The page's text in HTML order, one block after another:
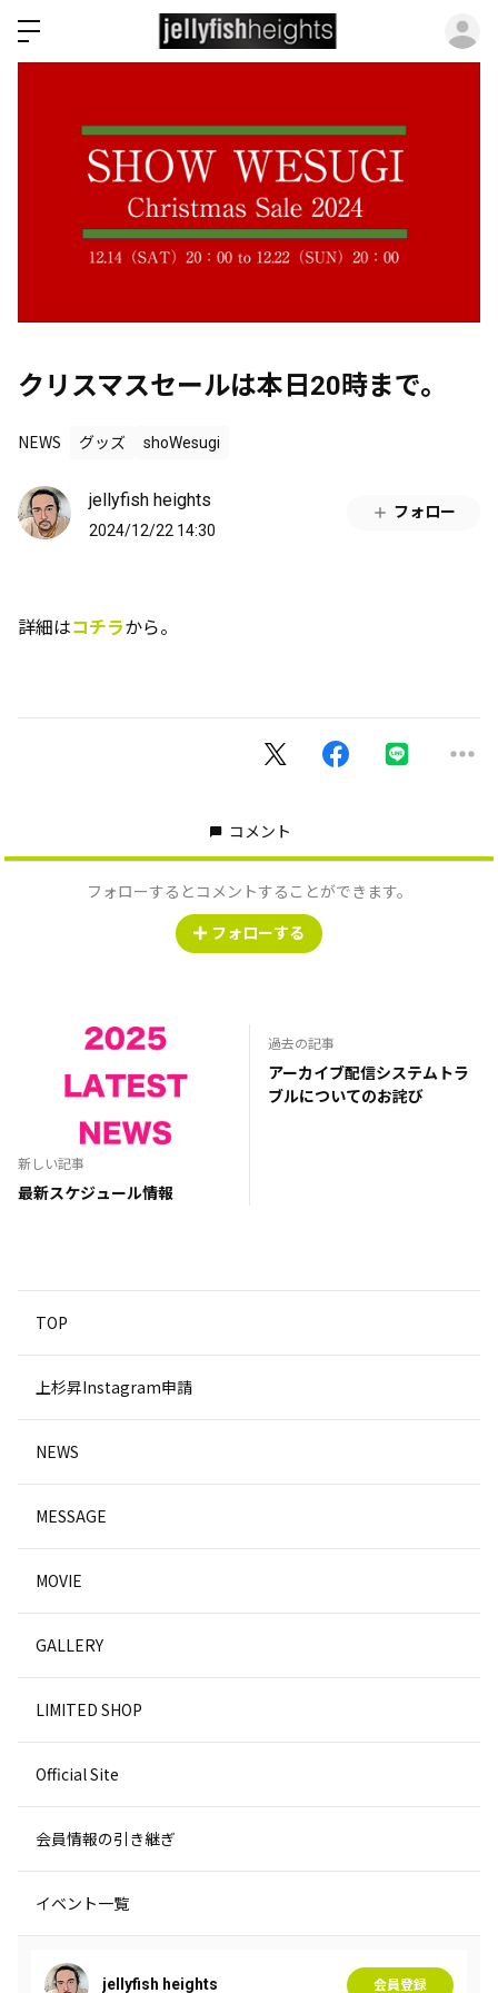
クリスマスセールは本日20時まで。
NEWS グッズ shoWesugi
jellyfish heights
2024/12/22 14:30
フォロー
詳細はコチラから。
コメント
フォローするとコメントすることができます。
フォローする
新しい記事
最新スケジュール情報
過去の記事
アーカイブ配信システムトラ
ブルについてのお詫び
TOP
上杉昇Instagram申請
NEWS
MESSAGE
MOVIE
GALLERY
LIMITED SHOP
Official Site
会員情報の引き継ぎ
イベント一覧
jellyfish heights 会員登録